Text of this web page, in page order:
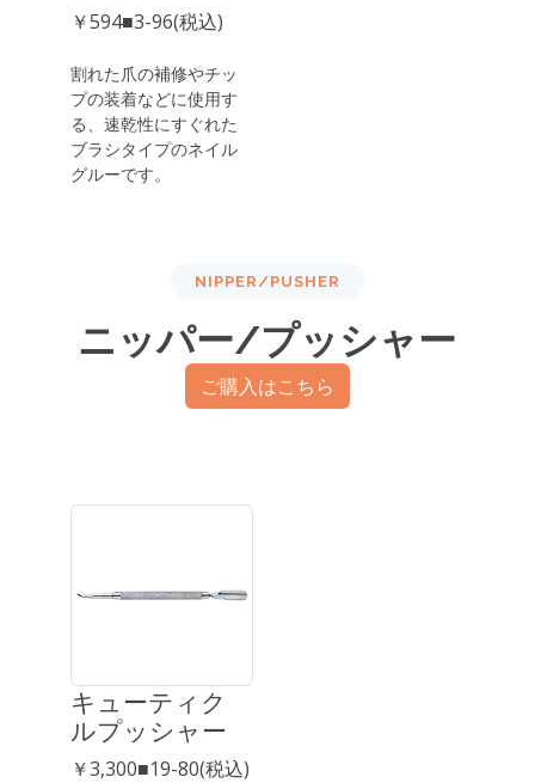
￥594■3-96(税込)
割れた爪の補修やチッ
プの装着などに使用す
る、速乾性にすぐれた
ブラシタイプのネイル
グルーです。
NIPPER/PUSHER
ニッパー/プッシャー
ご購入はこちら
キューティク
ルプッシャー
￥3,300■19-80(税込)